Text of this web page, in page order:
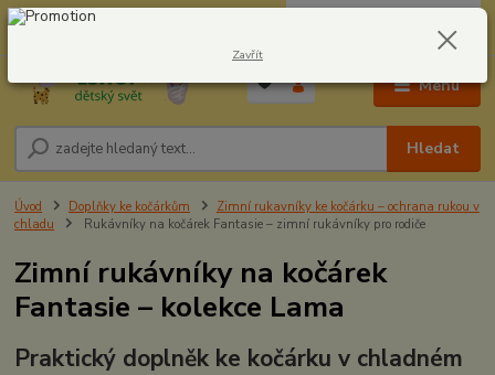
Menu
Hledat
604278943 0,00 Kč
Úvod Doplňky ke kočárkům
Zimní rukavníky ke kočárku – ochrana rukou v
chladu
Rukávníky na kočárek Fantasie – zimní rukávníky pro rodiče
Zimní rukávníky na kočárek
Fantasie – kolekce Lama
Praktický doplněk ke kočárku v chladném
Zavřít